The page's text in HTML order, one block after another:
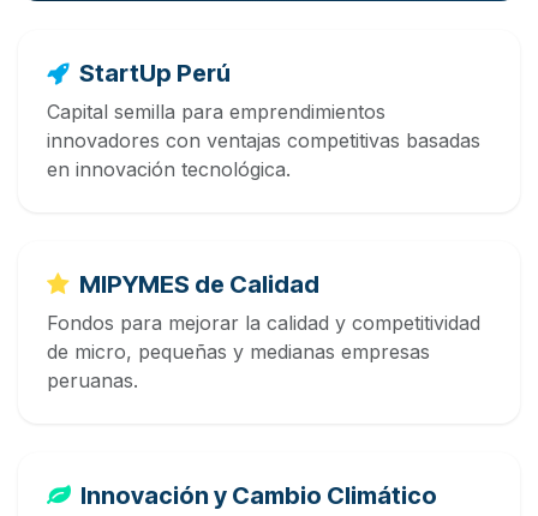
StartUp Perú
Capital semilla para emprendimientos
innovadores con ventajas competitivas basadas
en innovación tecnológica.
MIPYMES de Calidad
Fondos para mejorar la calidad y competitividad
de micro, pequeñas y medianas empresas
peruanas.
Innovación y Cambio Climático